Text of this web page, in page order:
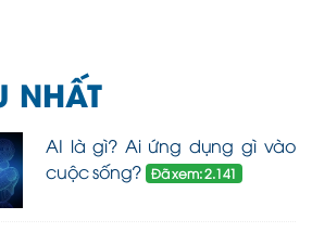
NHẤT
AI là gì? Ai ứng dụng gì vào
cuộc sống? Đã xem: 2.141